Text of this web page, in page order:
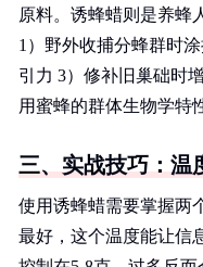
原料。诱蜂蜡则是养蜂
1）野外收捕分蜂群时
引力 3）修补旧巢础时
用蜜蜂的群体生物学特
三、实战技巧：温
使用诱蜂蜡需要掌握两
最好，这个温度能让信